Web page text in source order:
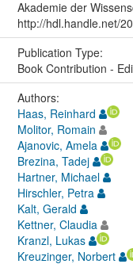
Akademie der
http://hdl.handle.net/
Publication Type:
Book Contribution -
Authors:
Haas, Reinhard
Molitor, Romain
Ajanovic, Amela
Brezina, Tadej
Hartner, Michael
Hirschler, Petra
Kalt, Gerald
Kettner, Claudia
Kranzl, Lukas
Kreuzinger, Norbert